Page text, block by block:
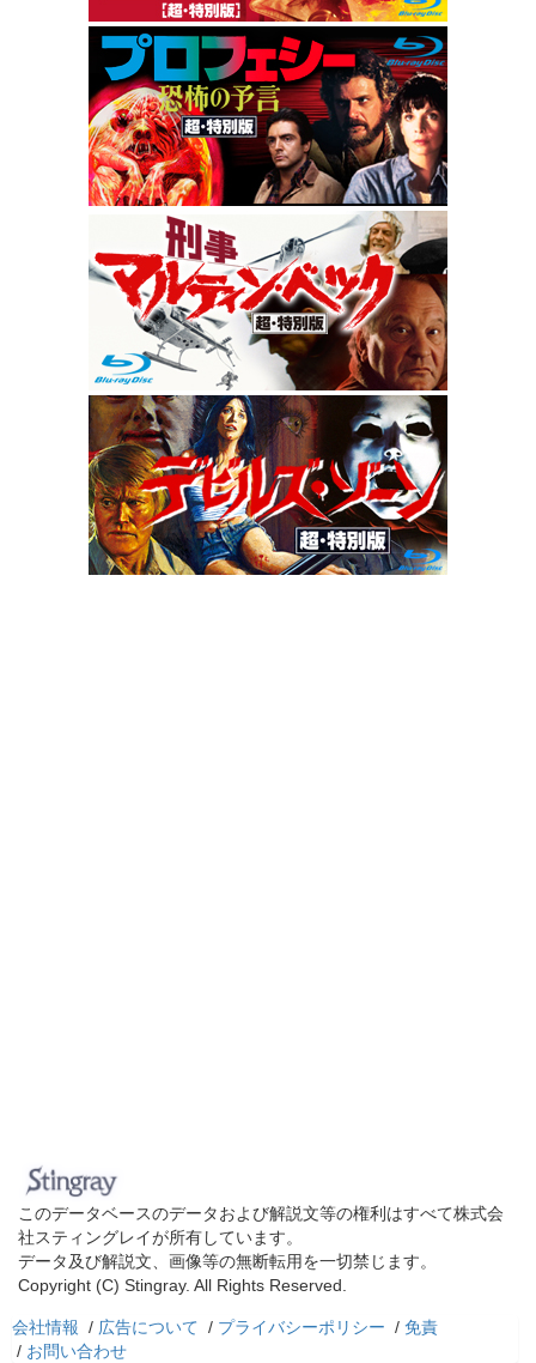
このデータベースのデータおよび解説文等の権利はすべて株式会
社スティングレイが所有しています。
データ及び解説文、画像等の無断転用を一切禁じます。
Copyright (C) Stingray. All Rights Reserved.
会社情報 / 広告について / プライバシーポリシー / 免責
/ お問い合わせ